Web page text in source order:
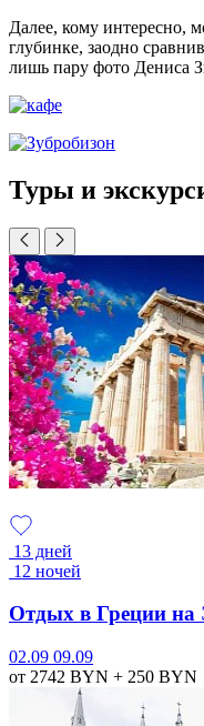
Далее, кому интересно,
глубинке, заодно
лишь пару фото Дениса
Туры и
13 дней
12 ночей
Отдых в Греции на
02.09 09.09
от 2742 BYN + 250 BYN